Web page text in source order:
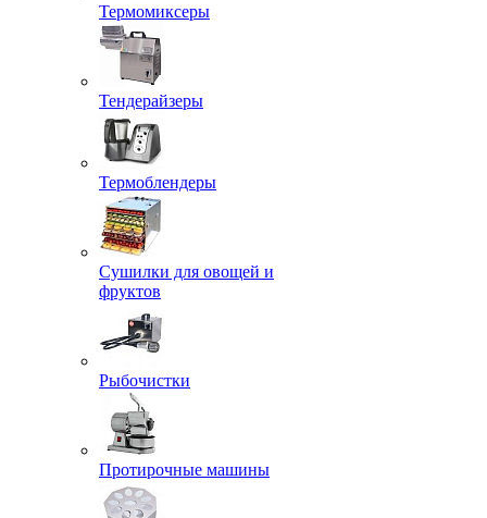
Термомиксеры
Тендерайзеры
Термоблендеры
Сушилки для овощей и
фруктов
Рыбочистки
Протирочные машины